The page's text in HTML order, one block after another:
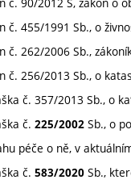
č. 455/1991 Sb., o
č. 262/2006 Sb.,
č. 256/2013 Sb., o
č. 357/2013 Sb., o
č. 225/2002 Sb., o
péče o ně, v
č. 583/2020 Sb.,